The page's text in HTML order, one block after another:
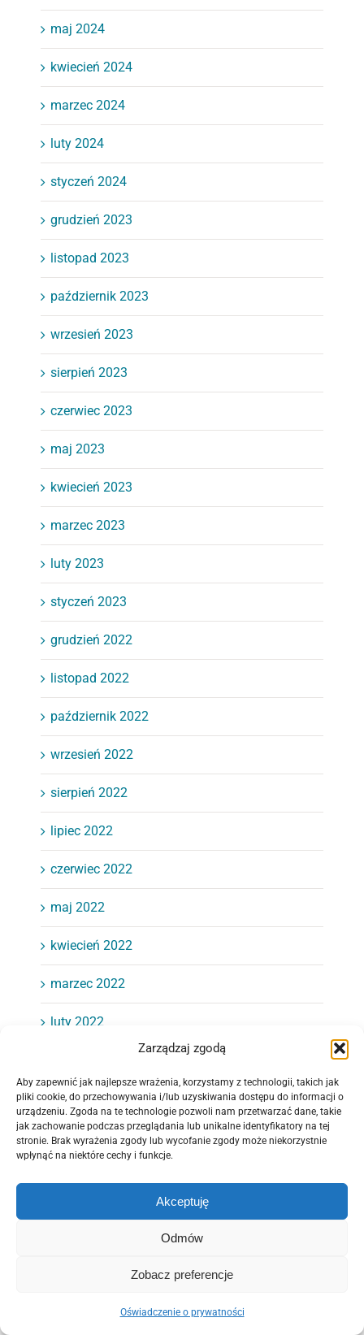
Zarządzaj zgodą
Aby zapewnić jak najlepsze wrażenia, korzystamy z technologii, takich jak
pliki cookie, do przechowywania i/lub uzyskiwania dostępu do informacji o
urządzeniu. Zgoda na te technologie pozwoli nam przetwarzać dane, takie
jak zachowanie podczas przeglądania lub unikalne identyfikatory na tej
stronie. Brak wyrażenia zgody lub wycofanie zgody może niekorzystnie
wpłynąć na niektóre cechy i funkcje.
Akceptuję
Odmów
Zobacz preferencje
Oświadczenie o prywatności
maj 2024
kwiecień 2024
marzec 2024
luty 2024
styczeń 2024
grudzień 2023
listopad 2023
październik 2023
wrzesień 2023
sierpień 2023
czerwiec 2023
maj 2023
kwiecień 2023
marzec 2023
luty 2023
styczeń 2023
grudzień 2022
listopad 2022
październik 2022
wrzesień 2022
sierpień 2022
lipiec 2022
czerwiec 2022
maj 2022
kwiecień 2022
marzec 2022
luty 2022
grudzień 2021
listopad 2021